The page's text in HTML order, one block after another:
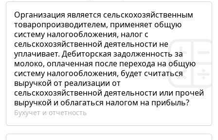
Организация является сельскохозяйственным
товаропроизводителем, применяет общую
систему налогообложения, налог с
сельскохозяйственной деятельности не
уплачивает. Дебиторская задолженность за
молоко, оплаченная после перехода на общую
систему налогообложения, будет считаться
выручкой от реализации от
сельскохозяйственной деятельности или прочей
выручкой и облагаться налогом на прибыль?
Бухучет и отчетность